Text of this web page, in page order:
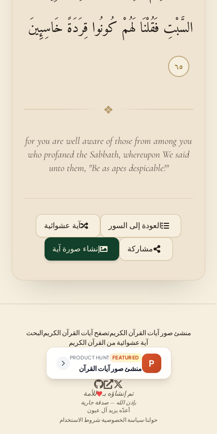
السَّبْتِ فَقُلْنَا لَهُمْ كُونُوا قِرَدَةً خَاسِئِينَ
٦٥
❖
for you are well aware of those from among you
who profaned the Sabbath, whereupon We said
unto them, "Be as apes despicable!"
العودة إلى السور آية عشوائية
مشاركة إنشاء صورة آية
منشئ صور آيات القرآن الكريمتصفح آيات القرآن الكريمالبحث
آية عشوائية من القرآن الكريم
P
FEATURED
PRODUCT HUNT
منشئ صور آيات القرآن
تم إنشاؤه بـ للأمة
بإذن الله — صدقة جارية
أعدّه يزيد آل عيون
حولنا·سياسة الخصوصية·شروط الاستخدام